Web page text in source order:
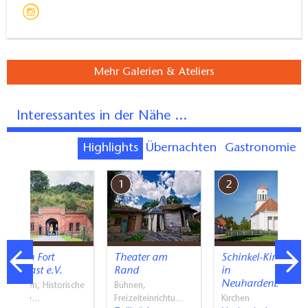
Mehr Galerien & Ateliers
Interessantes in der Nähe ...
Highlights Übernachten Gastronomie
Verein Fort
Gorgast e.V.
Museen, Historische
Baude…
1
Theater am
Rand
Bühnen,
Freizeiteinrichtu…
2
Schinkel-Kirche
in
Neuhardenberg
Kirchen